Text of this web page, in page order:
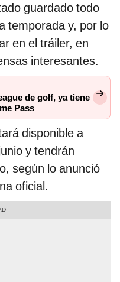
guardado todo
temporada y, por lo
en el tráiler, en
interesantes.
de golf, ya tiene
Pass
disponible a
y tendrán
según lo anunció
oficial.